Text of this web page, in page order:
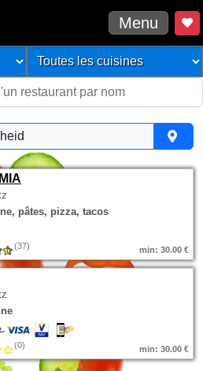
Menu
pâtes, pizza, tacos
(37) min: 30.00 €
(0) min: 30.00 €